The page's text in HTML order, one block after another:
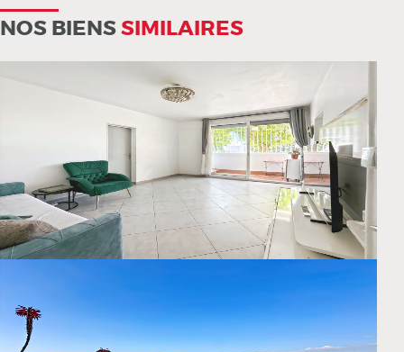
NOS BIENSSIMILAIRES